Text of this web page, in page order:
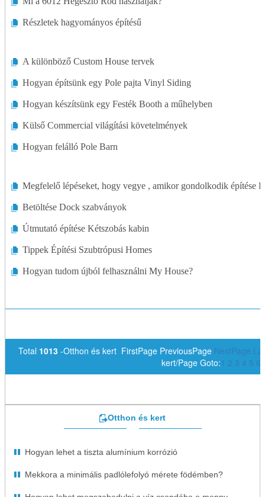
Részletek hagyományos építésű
A különböző Custom House tervek
Hogyan építsünk egy Pole pajta Vinyl Siding
Hogyan készítsünk egy Festék Booth a műhelyben
Külső Commercial világítási követelmények
Hogyan felálló Pole Barn
Megfelelő lépéseket, hogy vegye , amikor gondolkodik építése
Betöltése Dock szabványok
Útmutató építése Kétszobás kabin
Tippek Építési Szubtrópusi Homes
Hogyan tudom újból felhasználni My House?
Total 1013-Otthon és kert FirstPage PreviousPage NextPage
kert/Page Goto:1 2 3 4 5 6
Otthon és kert
Hogyan lehet a tiszta alumínium korrózió
Mekkora a minimális padlólefolyó mérete födémben?